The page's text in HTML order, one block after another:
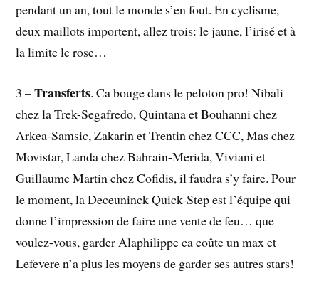
pendant un an, tout le monde s’en fout. En cyclisme,
deux maillots importent, allez trois: le jaune, l’irisé et à
la limite le rose…
3 –Transferts. Ca bouge dans le peloton pro! Nibali
chez la Trek-Segafredo, Quintana et Bouhanni chez
Arkea-Samsic, Zakarin et Trentin chez CCC, Mas chez
Movistar, Landa chez Bahrain-Merida, Viviani et
Guillaume Martin chez Cofidis, il faudra s’y faire. Pour
le moment, la Deceuninck Quick-Step est l’équipe qui
donne l’impression de faire une vente de feu… que
voulez-vous, garder Alaphilippe ca coûte un max et
Lefevere n’a plus les moyens de garder ses autres stars!